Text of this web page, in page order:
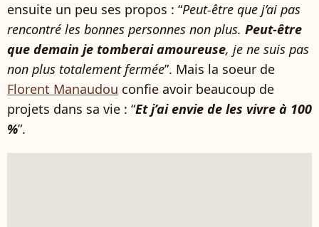
ensuite un peu ses propos : “Peut-être que j’ai pas
rencontré les bonnes personnes non plus. Peut-être
que demain je tomberai amoureuse, je ne suis pas
non plus totalement fermée”. Mais la soeur de
Florent Manaudou confie avoir beaucoup de
projets dans sa vie : “Et j’ai envie de les vivre à 100
%”.